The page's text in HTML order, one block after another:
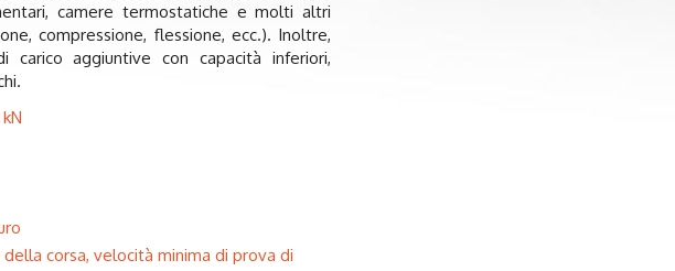
camere termostatiche e molti altri
compressione, flessione, ecc.). Inoltre,
aggiuntive con capacità inferiori,
corsa, velocità minima di prova di